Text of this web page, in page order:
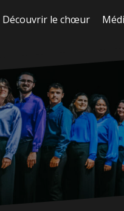
Découvrir le chœur